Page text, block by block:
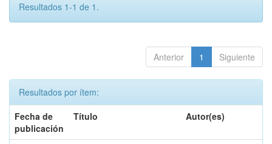
Resultados 1-1 de 1.
Anterior 1 Siguiente
Resultados por ítem:
Fecha de
publicación
Título Autor(es)